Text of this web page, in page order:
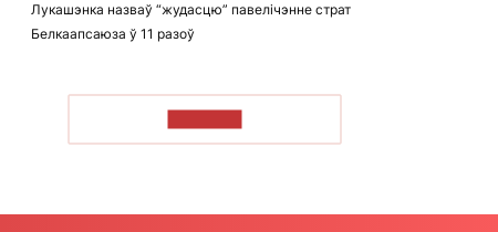
Лукашэнка назваў “жудасцю” павелічэнне страт
Белкаапсаюза ў 11 разоў